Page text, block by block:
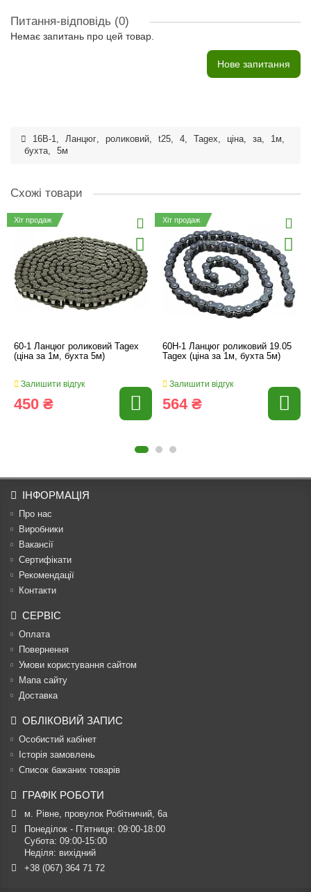
Питання-відповідь (0)
Немає запитань про цей товар.
Нове запитання
16B-1, Ланцюг, роликовий, t25, 4, Tagex, ціна, за, 1м,
бухта, 5м
Схожі товари
Хіт продаж
60-1 Ланцюг роликовий Tagex
(ціна за 1м, бухта 5м)
Залишити відгук
450 ₴
Хіт продаж
60H-1 Ланцюг роликовий 19.05
Tagex (ціна за 1м, бухта 5м)
Залишити відгук
564 ₴
ІНФОРМАЦІЯ
Про нас
Виробники
Вакансії
Сертифікати
Рекомендації
Контакти
СЕРВІС
Оплата
Повернення
Умови користування сайтом
Мапа сайту
Доставка
ОБЛІКОВИЙ ЗАПИС
Особистий кабінет
Історія замовлень
Список бажаних товарів
ГРАФІК РОБОТИ
м. Рівне, провулок Робітничий, 6а
Понеділок - П’ятниця: 09:00-18:00
Субота: 09:00-15:00
Неділя: вихідний
+38 (067) 364 71 72